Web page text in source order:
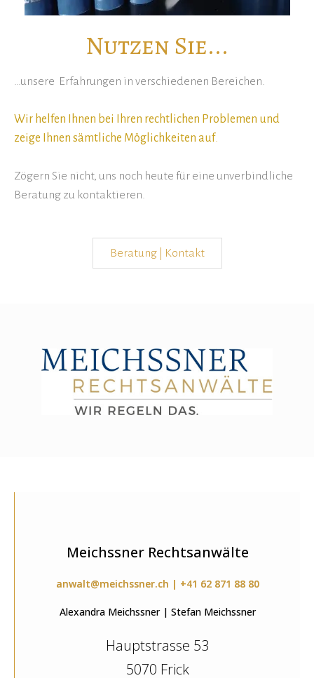
Nutzen Sie...
…unsere Erfahrungen in verschiedenen Bereichen.
Wir helfen Ihnen bei Ihren rechtlichen Problemen und
zeige Ihnen sämtliche Möglichkeiten auf.
Zögern Sie nicht, uns noch heute für eine unverbindliche
Beratung zu kontaktieren.
Beratung | Kontakt
Meichssner Rechtsanwälte
anwalt@meichssner.ch | +41 62 871 88 80
Alexandra Meichssner | Stefan Meichssner
Hauptstrasse 53
5070 Frick